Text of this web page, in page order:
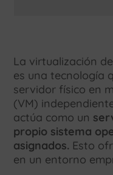
La virtualización
es una tecnología
servidor físico en
(VM)
actúa como un
propio sistema
asignados. Esto
en un entorno